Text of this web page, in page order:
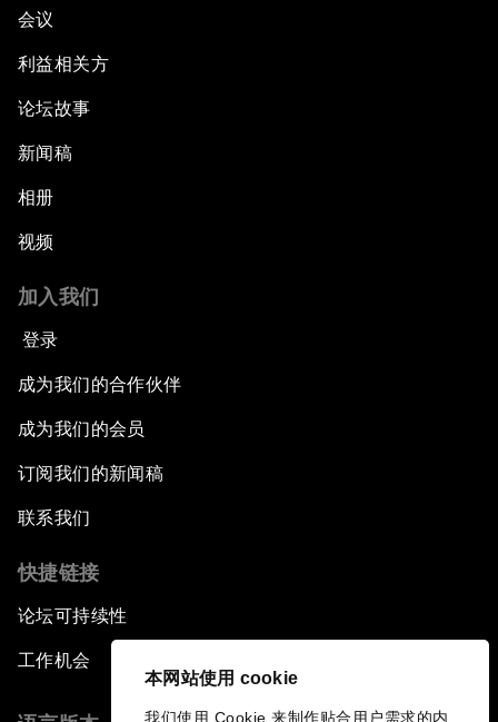
本网站使用 cookie
我们使用 Cookie 来制作贴合用户需求的内
会议
利益相关方
论坛故事
新闻稿
相册
视频
加入我们
登录
成为我们的合作伙伴
成为我们的会员
订阅我们的新闻稿
联系我们
快捷链接
论坛可持续性
工作机会